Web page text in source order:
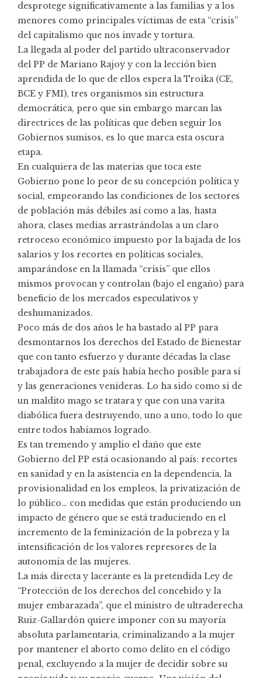
desprotege significativamente a las familias y a los
menores como principales víctimas de esta “crisis”
del capitalismo que nos invade y tortura.
La llegada al poder del partido ultraconservador
del PP de Mariano Rajoy y con la lección bien
aprendida de lo que de ellos espera la Troika (CE,
BCE y FMI), tres organismos sin estructura
democrática, pero que sin embargo marcan las
directrices de las políticas que deben seguir los
Gobiernos sumisos, es lo que marca esta oscura
etapa.
En cualquiera de las materias que toca este
Gobierno pone lo peor de su concepción política y
social, empeorando las condiciones de los sectores
de población más débiles así como a las, hasta
ahora, clases medias arrastrándolas a un claro
retroceso económico impuesto por la bajada de los
salarios y los recortes en políticas sociales,
amparándose en la llamada “crisis” que ellos
mismos provocan y controlan (bajo el engaño) para
beneficio de los mercados especulativos y
deshumanizados.
Poco más de dos años le ha bastado al PP para
desmontarnos los derechos del Estado de Bienestar
que con tanto esfuerzo y durante décadas la clase
trabajadora de este país había hecho posible para sí
y las generaciones venideras. Lo ha sido como si de
un maldito mago se tratara y que con una varita
diabólica fuera destruyendo, uno a uno, todo lo que
entre todos habíamos logrado.
Es tan tremendo y amplio el daño que este
Gobierno del PP está ocasionando al país: recortes
en sanidad y en la asistencia en la dependencia, la
provisionalidad en los empleos, la privatización de
lo público… con medidas que están produciendo un
impacto de género que se está traduciendo en el
incremento de la feminización de la pobreza y la
intensificación de los valores represores de la
autonomía de las mujeres.
La más directa y lacerante es la pretendida Ley de
“Protección de los derechos del concebido y la
mujer embarazada”, que el ministro de ultraderecha
Ruiz-Gallardón quiere imponer con su mayoría
absoluta parlamentaria, criminalizando a la mujer
por mantener el aborto como delito en el código
penal, excluyendo a la mujer de decidir sobre su